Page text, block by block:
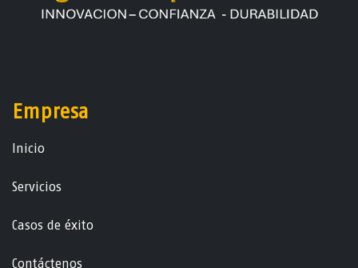
Empresa
Ini​ci​o
Servicios
Casos de éxito
Contáctenos